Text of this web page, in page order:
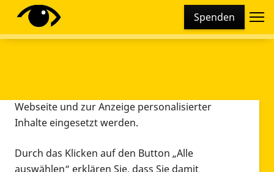
Spenden
Diese Webseite setzt verschiedene Cookies und
Tracking-Tools ein. Dies beinhaltet Cookies und
Webseite und zur Anzeige personalisierter
Inhalte eingesetzt werden.
Durch das Klicken auf den Button „Alle
auswählen“ erklären Sie, dass Sie damit